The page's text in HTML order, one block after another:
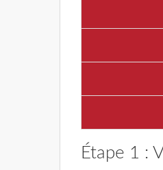
Étape 1 :